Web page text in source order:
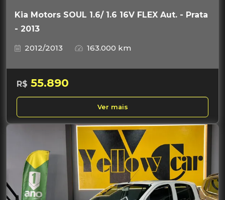
Kia Motors SOUL 1.6/ 1.6 16V FLEX Aut. - Prata
- 2013
2012/2013
163.000 km
R$ 55.890
Ver mais